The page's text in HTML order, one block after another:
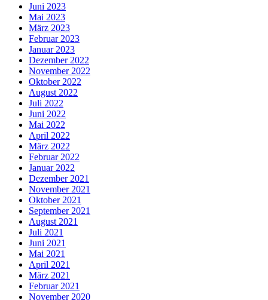
Juni 2023
Mai 2023
März 2023
Februar 2023
Januar 2023
Dezember 2022
November 2022
Oktober 2022
August 2022
Juli 2022
Juni 2022
Mai 2022
April 2022
März 2022
Februar 2022
Januar 2022
Dezember 2021
November 2021
Oktober 2021
September 2021
August 2021
Juli 2021
Juni 2021
Mai 2021
April 2021
März 2021
Februar 2021
November 2020